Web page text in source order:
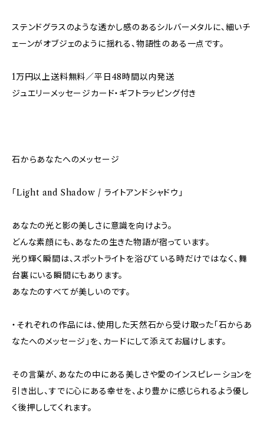
ステンドグラスのような透かし感のあるシルバーメタルに、細いチ
ェーンがオブジェのように揺れる、物語性のある一点です。
1万円以上送料無料／平日48時間以内発送
ジュエリーメッセージカード・ギフトラッピング付き
石からあなたへのメッセージ
「Light and Shadow / ライトアンドシャドウ」
あなたの光と影の美しさに意識を向けよう。
どんな素顔にも、あなたの生きた物語が宿っています。
光り輝く瞬間は、スポットライトを浴びている時だけではなく、舞
台裏にいる瞬間にもあります。
あなたのすべてが美しいのです。
・それぞれの作品には、使用した天然石から受け取った「石からあ
なたへのメッセージ」を、カードにして添えてお届けします。
その言葉が、あなたの中にある美しさや愛のインスピレーションを
引き出し、すでに心にある幸せを、より豊かに感じられるよう優し
く後押ししてくれます。